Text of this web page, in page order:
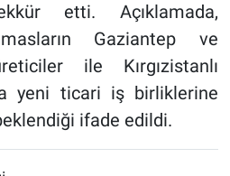
etti. Açıklamada,
Gaziantep ve
ile Kırgızistanlı
yeni ticari iş birliklerine
ifade edildi.